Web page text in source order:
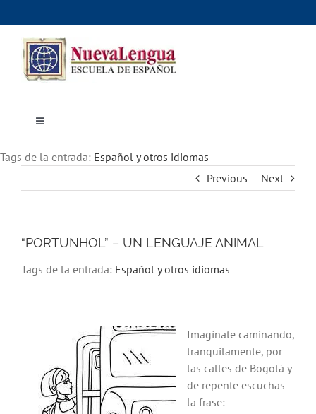
to
content
Toggle
Cursos
Dónde estudiar
Tags de la entrada: Español y otros idiomas
Previous
Next
“PORTUNHOL” – UN LENGUAJE ANIMAL
Tags de la entrada: Español y otros idiomas
Imagínate caminando,
tranquilamente, por
las calles de Bogotá y
de repente escuchas
la frase: